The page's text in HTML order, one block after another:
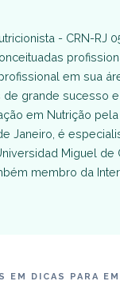
- CRN-RJ
em sua
grande sucesso
em Nutrição
Janeiro, é
Miguel de
membro da
EM DICAS PARA